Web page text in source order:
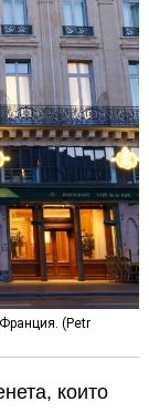
(Petr
които